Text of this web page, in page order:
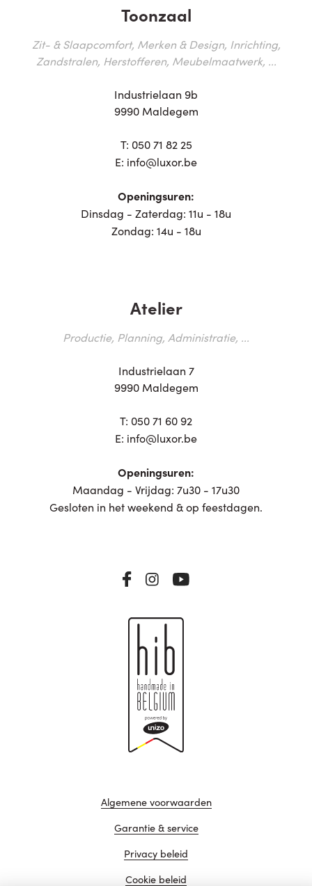
Toonzaal
Zit- & Slaapcomfort, Merken & Design, Inrichting,
Zandstralen, Herstofferen, Meubelmaatwerk, ...
Industrielaan 9b
9990 Maldegem
T: 050 71 82 25
E: info@luxor.be
Openingsuren:
Dinsdag - Zaterdag: 11u - 18u
Zondag: 14u - 18u
Atelier
Productie, Planning, Administratie, ...
Industrielaan 7
9990 Maldegem
T: 050 71 60 92
E: info@luxor.be
Openingsuren:
Maandag - Vrijdag: 7u30 - 17u30
Gesloten in het weekend & op feestdagen.
Algemene voorwaarden
Garantie & service
Privacy beleid
Cookie beleid